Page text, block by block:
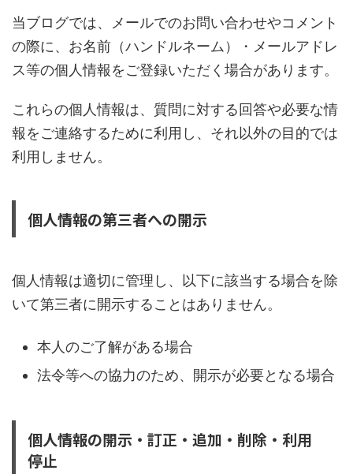
当ブログでは、メールでのお問い合わせやコメント
の際に、お名前（ハンドルネーム）・メールアドレ
ス等の個人情報をご登録いただく場合があります。
これらの個人情報は、質問に対する回答や必要な情
報をご連絡するために利用し、それ以外の目的では
利用しません。
個人情報の第三者への開示
個人情報は適切に管理し、以下に該当する場合を除
いて第三者に開示することはありません。
本人のご了解がある場合
法令等への協力のため、開示が必要となる場合
個人情報の開示・訂正・追加・削除・利用
停止